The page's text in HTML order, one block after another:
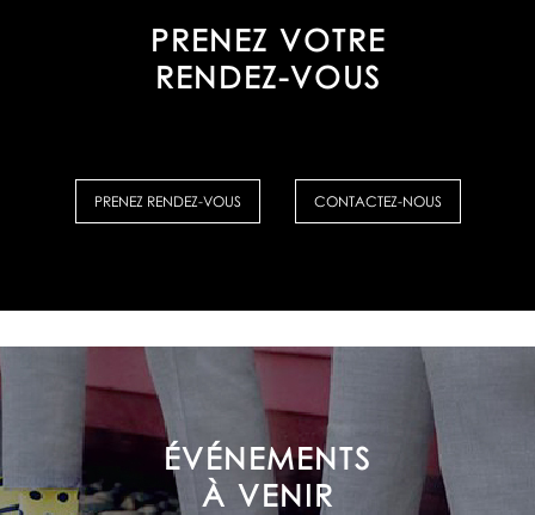
PRENEZ VOTRE
RENDEZ-VOUS
PRENEZ RENDEZ-VOUS CONTACTEZ-NOUS
ÉVÉNEMENTS
À VENIR